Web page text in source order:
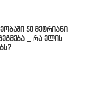
50 მეტრიანი
_ რა ელის